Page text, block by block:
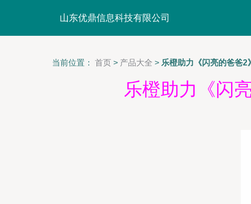
山东优鼎信息科技有限公司
当前位置： 首页 > 产品大全 > 乐橙助力《闪亮的爸爸2
乐橙助力《闪